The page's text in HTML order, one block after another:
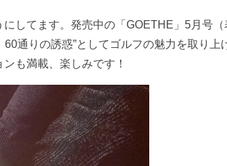
してます。発売中の「GOETHE」5月号（
通りの誘惑”としてゴルフの魅力を取り上
も満載、楽しみです！